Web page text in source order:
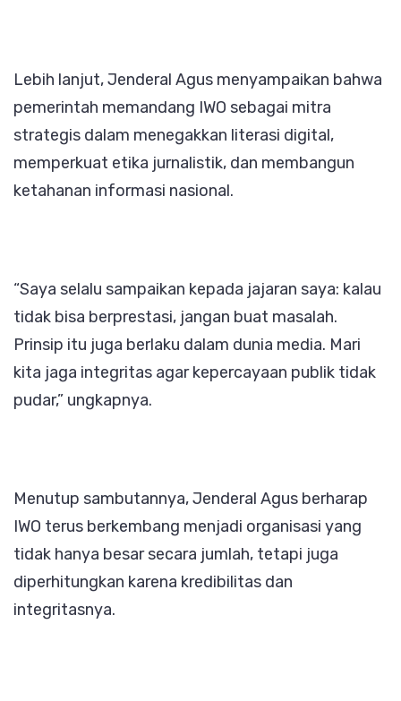
Lebih lanjut, Jenderal Agus menyampaikan bahwa
pemerintah memandang IWO sebagai mitra
strategis dalam menegakkan literasi digital,
memperkuat etika jurnalistik, dan membangun
ketahanan informasi nasional.
“Saya selalu sampaikan kepada jajaran saya: kalau
tidak bisa berprestasi, jangan buat masalah.
Prinsip itu juga berlaku dalam dunia media. Mari
kita jaga integritas agar kepercayaan publik tidak
pudar,” ungkapnya.
Menutup sambutannya, Jenderal Agus berharap
IWO terus berkembang menjadi organisasi yang
tidak hanya besar secara jumlah, tetapi juga
diperhitungkan karena kredibilitas dan
integritasnya.